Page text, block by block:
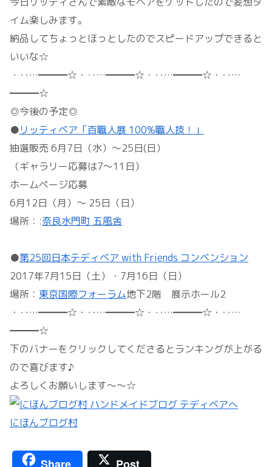
イム楽しみます。
納品してちょっとほっとしたのでスピードアップできると
いいな☆
・‥…━━━☆・‥…━━━☆・‥…━━━☆・‥…
━━━☆
◎今後の予定◎
●リッティベア「百職人展 100%職人技！」
抽選販売 6月7日（水）～25日(日）
（ギャラリー応募は7～11日）
ホームページ応募
6月12日（月）～ 25日（日）
場所：:奈良水門町 五風舎
●第25回日本テディベア with Friends コンベンション
2017年7月15日（土）・7月16日（日）
場所： 東京国際フォーラム地下2階 展示ホール2
・‥…━━━☆・‥…━━━☆・‥…━━━☆・‥…
━━━☆
下のバナーをクリックしてくださるとランキングが上がる
ので喜びます♪
よろしくお願いします～～☆
にほんブログ村
Share Post